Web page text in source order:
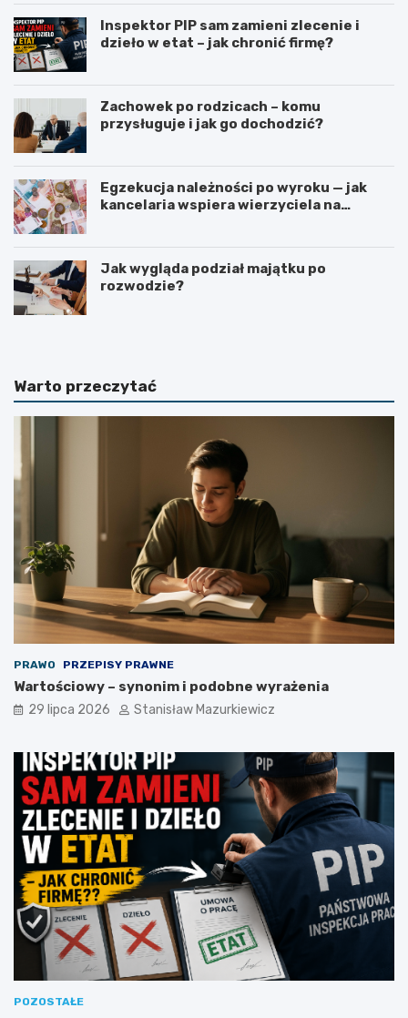
Inspektor PIP sam zamieni zlecenie i
dzieło w etat – jak chronić firmę?
Zachowek po rodzicach – komu
przysługuje i jak go dochodzić?
Egzekucja należności po wyroku — jak
kancelaria wspiera wierzyciela na
Jak wygląda podział majątku po
rozwodzie?
Warto przeczytać
PRAWO PRZEPISY PRAWNE
Wartościowy – synonim i podobne wyrażenia
29 lipca 2026 Stanisław Mazurkiewicz
POZOSTAŁE